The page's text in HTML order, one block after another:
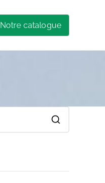
Notre catalogue